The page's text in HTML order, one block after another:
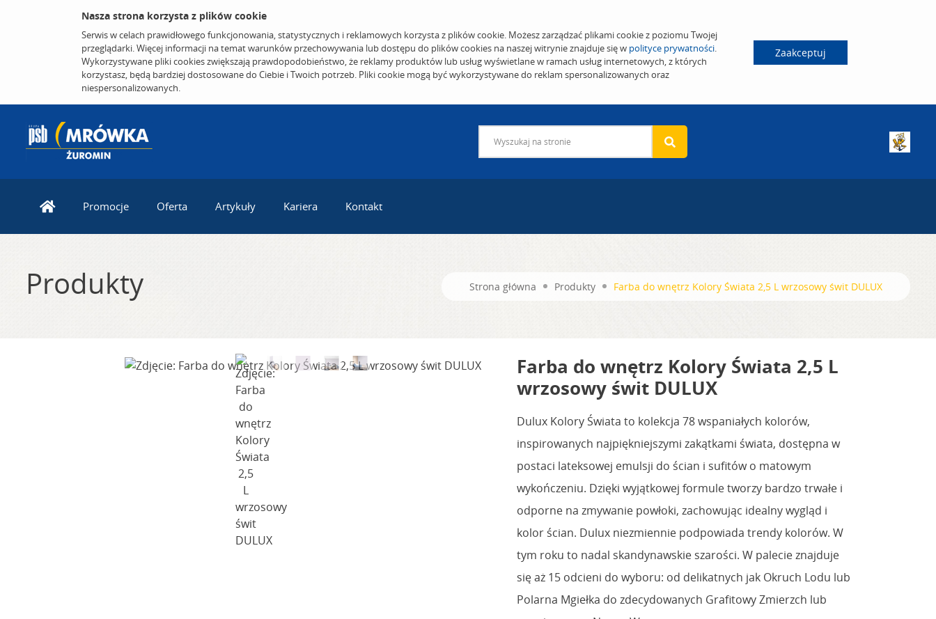
Nasza strona korzysta z plików cookie
Serwis w celach prawidłowego funkcjonowania, statystycznych i reklamowych korzysta z plików cookie. Możesz zarządzać plikami cookie z poziomu Twojej
przeglądarki. Więcej informacji na temat warunków przechowywania lub dostępu do plików cookies na naszej witrynie znajduje się w polityce prywatności.
Wykorzystywane pliki cookies zwiększają prawdopodobieństwo, że reklamy produktów lub usług wyświetlane w ramach usług internetowych, z których
korzystasz, będą bardziej dostosowane do Ciebie i Twoich potrzeb. Pliki cookie mogą być wykorzystywane do reklam spersonalizowanych oraz
niespersonalizowanych.
Zaakceptuj
Promocje Oferta Artykuły Kariera Kontakt
Produkty Strona główna Produkty Farba do wnętrz Kolory Świata 2,5 L wrzosowy świt DULUX
Farba do wnętrz Kolory Świata 2,5 L
wrzosowy świt DULUX
Dulux Kolory Świata to kolekcja 78 wspaniałych kolorów,
inspirowanych najpiękniejszymi zakątkami świata, dostępna w
postaci lateksowej emulsji do ścian i sufitów o matowym
wykończeniu. Dzięki wyjątkowej formule tworzy bardzo trwałe i
odporne na zmywanie powłoki, zachowując idealny wygląd i
kolor ścian. Dulux niezmiennie podpowiada trendy kolorów. W
tym roku to nadal skandynawskie szarości. W palecie znajduje
się aż 15 odcieni do wyboru: od delikatnych jak Okruch Lodu lub
Polarna Mgiełka do zdecydowanych Grafitowy Zmierzch lub